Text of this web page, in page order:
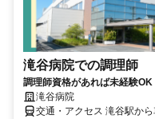
滝谷病院での調理師
調理師資格があれば未経験
滝谷病院
交通・アクセス 滝谷駅か